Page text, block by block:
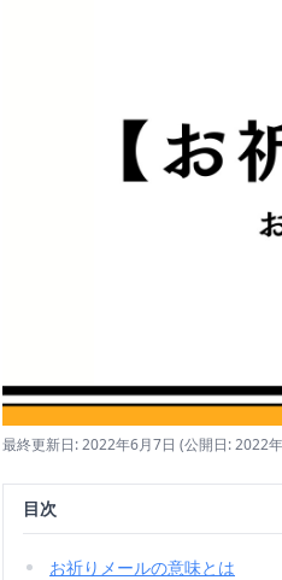
最終更新日: 2022年6月7日 (公開日: 2022
目次
お祈りメールの意味とは